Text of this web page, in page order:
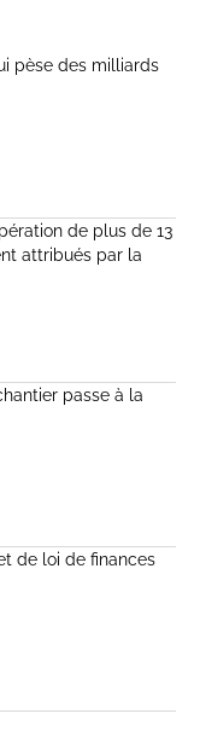
pèse des milliards
de plus de 13
attribués par la
passe à la
de loi de finances